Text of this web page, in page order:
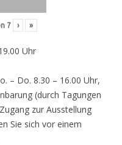
7 › »
Uhr
– Do. 8.30 – 16.00 Uhr,
(durch Tagungen
zur Ausstellung
Sie sich vor einem